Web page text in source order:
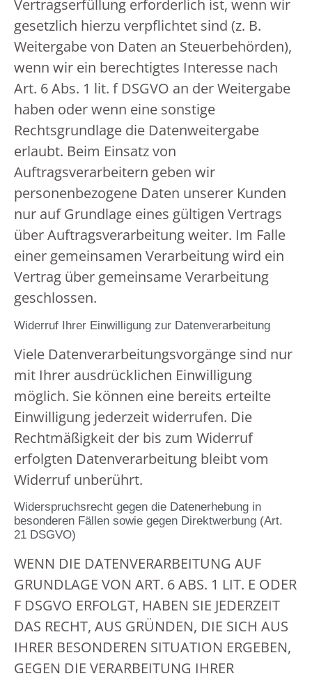
Vertragserfüllung erforderlich ist, wenn wir
gesetzlich hierzu verpflichtet sind (z. B.
Weitergabe von Daten an Steuerbehörden),
wenn wir ein berechtigtes Interesse nach
Art. 6 Abs. 1 lit. f DSGVO an der Weitergabe
haben oder wenn eine sonstige
Rechtsgrundlage die Datenweitergabe
erlaubt. Beim Einsatz von
Auftragsverarbeitern geben wir
personenbezogene Daten unserer Kunden
nur auf Grundlage eines gültigen Vertrags
über Auftragsverarbeitung weiter. Im Falle
einer gemeinsamen Verarbeitung wird ein
Vertrag über gemeinsame Verarbeitung
geschlossen.
Widerruf Ihrer Einwilligung zur Datenverarbeitung
Viele Datenverarbeitungsvorgänge sind nur
mit Ihrer ausdrücklichen Einwilligung
möglich. Sie können eine bereits erteilte
Einwilligung jederzeit widerrufen. Die
Rechtmäßigkeit der bis zum Widerruf
erfolgten Datenverarbeitung bleibt vom
Widerruf unberührt.
Widerspruchsrecht gegen die Datenerhebung in
besonderen Fällen sowie gegen Direktwerbung (Art.
21 DSGVO)
WENN DIE DATENVERARBEITUNG AUF
GRUNDLAGE VON ART. 6 ABS. 1 LIT. E ODER
F DSGVO ERFOLGT, HABEN SIE JEDERZEIT
DAS RECHT, AUS GRÜNDEN, DIE SICH AUS
IHRER BESONDEREN SITUATION ERGEBEN,
GEGEN DIE VERARBEITUNG IHRER